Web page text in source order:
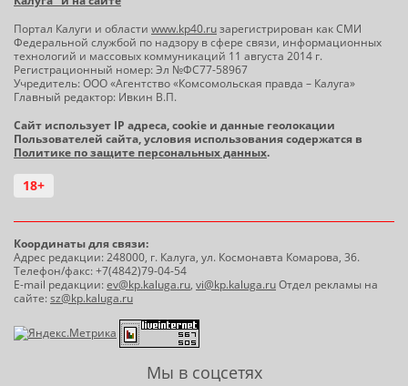
Портал Калуги и области www.kp40.ruзарегистрирован как СМИ
Федеральной службой по надзору в сфере связи, информационных
технологий и массовых коммуникаций 11 августа 2014 г.
Регистрационный номер: Эл №ФС77-58967
Учредитель: ООО «Агентство «Комсомольская правда – Калуга»
Главный редактор: Ивкин В.П.
Сайт использует IP адреса, cookie и данные геолокации
Пользователей сайта, условия использования содержатся в
Политике по защите персональных данных.
18+
Координаты для связи:
Адрес редакции: 248000, г. Калуга, ул. Космонавта Комарова, 36.
Телефон/факс: +7(4842)79-04-54
E-mail редакции:ev@kp.kaluga.ru, vi@kp.kaluga.ruОтдел рекламы на
сайте:sz@kp.kaluga.ru
Мы в соцсетях